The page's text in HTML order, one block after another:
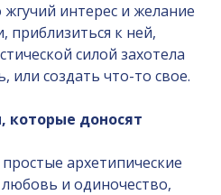
интерес и желание
приблизиться к ней,
силой захотела
или создать что-то свое.
которые доносят
архетипические
и одиночество,